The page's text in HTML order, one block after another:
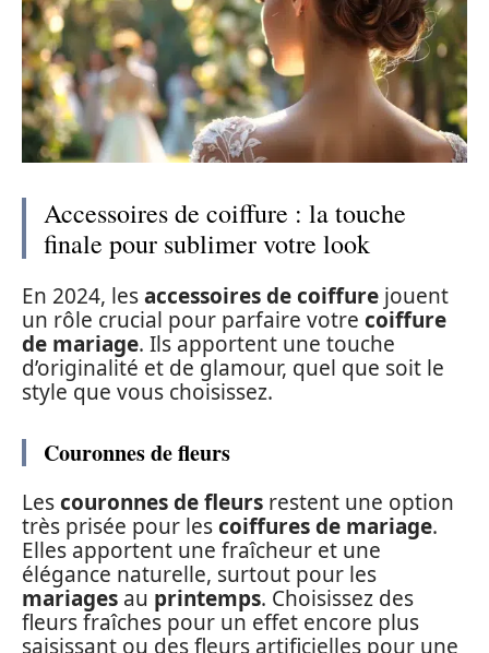
Accessoires de coiffure : la touche
finale pour sublimer votre look
En 2024, lesaccessoires de coiffure jouent
un rôle crucial pour parfaire votre coiffure
de mariage. Ils apportent une touche
d’originalité et de glamour, quel que soit le
style que vous choisissez.
Couronnes de fleurs
Lescouronnes de fleurs restent une option
très prisée pour lescoiffures de mariage.
Elles apportent une fraîcheur et une
élégance naturelle, surtout pour les
mariages au printemps. Choisissez des
fleurs fraîches pour un effet encore plus
saisissant ou des fleurs artificielles pour une